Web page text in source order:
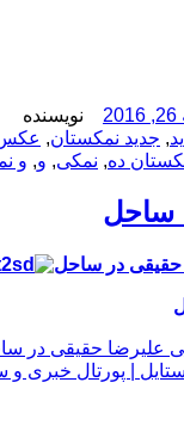
نویسنده
, جدید نمکستان,
ده, نمکی, و, و
ساحل
در ساحل
علیرضا حقیقی در
استایل | پورتال خبری